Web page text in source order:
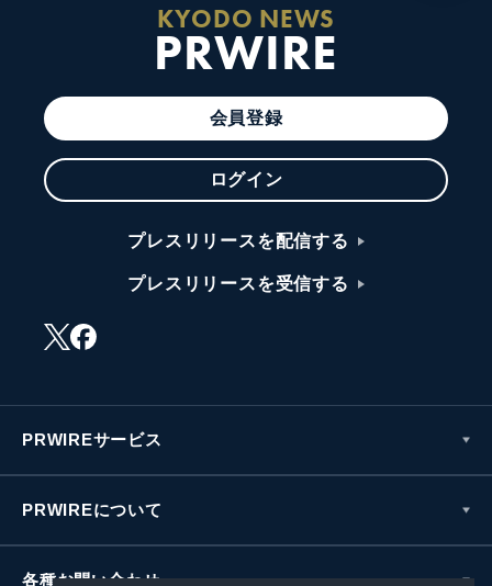
KYODO NEWS
PRWIRE
会員登録
ログイン
プレスリリースを配信する
プレスリリースを受信する
PRWIREサービス
PRWIREについて
各種お問い合わせ